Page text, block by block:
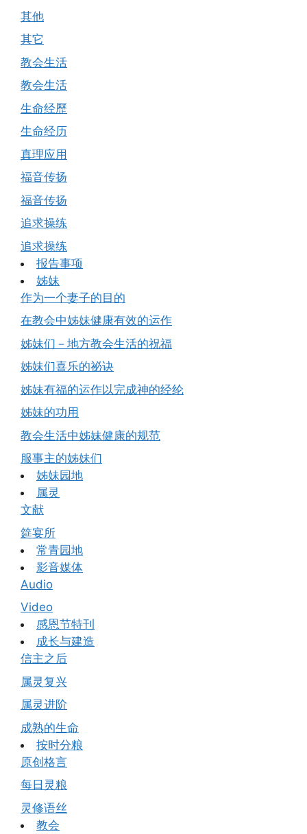
其他
其它
教会生活
教会生活
生命经歷
生命经历
真理应用
福音传扬
福音传扬
追求操练
追求操练
报告事项
姊妹
作为一个妻子的目的
在教会中姊妹健康有效的运作
姊妹们－地方教会生活的祝福
姊妹们喜乐的祕诀
姊妹有福的运作以完成神的经纶
姊妹的功用
教会生活中姊妹健康的规范
服事主的姊妹们
姊妹园地
属灵
文献
筵宴所
常青园地
影音媒体
Audio
Video
感恩节特刊
成长与建造
信主之后
属灵复兴
属灵进阶
成熟的生命
按时分粮
原创格言
每日灵粮
灵修语丝
教会